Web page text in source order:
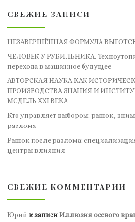
СВЕЖИЕ ЗАПИСИ
НЕЗАВЕРШЁННАЯ ФОРМУЛА
ЧЕЛОВЕК У РУБИЛЬНИКА.
перехода в машинное будущее
АВТОРСКАЯ НАУКА КАК
ПРОИЗВОДСТВА ЗНАНИЯ И
МОДЕЛЬ XXI ВЕКА
Кто управляет выбором: рынок,
разлома
Рынок после разлома:
центры влияния
СВЕЖИЕ КОММЕНТАРИИ
Юрий к записиИллюзия осевого